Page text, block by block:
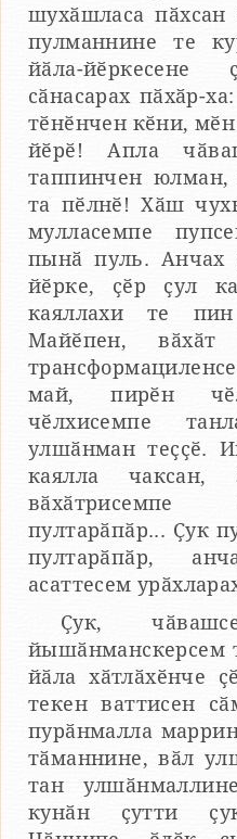
шухӑшласа
пулманнине те
йӑла-
сӑнасарах пӑхӑр-
тӗнӗнчен кӗни,
йӗрӗ! Апла
таппинчен
та пӗлнӗ! Хӑш
мулласемпе
пынӑ пуль. Анчах
йӗрке, ҫӗр ҫул
каяллахи те
Майӗпен,
май, пирӗн
чӗлхисемпе
улшӑнман теҫҫӗ.
каялла
вӑхӑтрисемпе
пултарӑпӑр... Ҫук
пултарӑпӑр,
асаттесем
Ҫук,
йышӑнманскерсем
йӑла хӑтлӑхӗнче
текен ваттисен
пурӑнмалла
тӑманнине, вӑл
тан
кунӑн ҫутти